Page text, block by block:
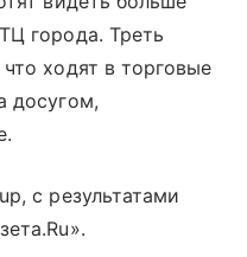
города. Треть
ходят в торговые
досугом,
с результатами